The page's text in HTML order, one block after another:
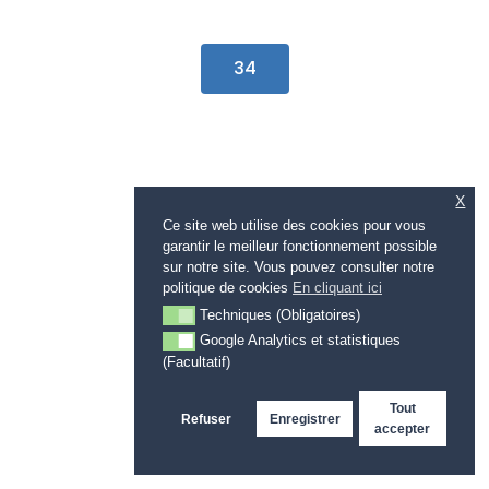
34
Ce site web utilise des cookies pour vous
garantir le meilleur fonctionnement possible
sur notre site. Vous pouvez consulter notre
politique de cookies En cliquant ici
Techniques (Obligatoires)
Techniques (Obligatoires)
Google Analytics et statistiques (Facultatif)
Google Analytics et statistiques
(Facultatif)
Refuser Enregistrer
Tout
accepter
X